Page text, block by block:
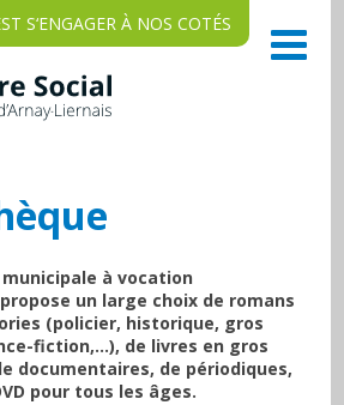
S‘ENGAGER À NOS COTÉS
à vocation
un large choix de romans
(policier, historique, gros
fiction,…), de livres en gros
documentaires, de périodiques,
pour tous les âges.